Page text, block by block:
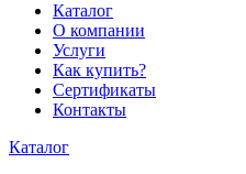
Каталог
О компании
Услуги
Как купить?
Сертификаты
Контакты
Каталог